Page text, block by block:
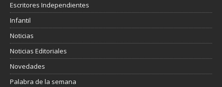
Escritores Independientes
Infantil
Noticias
Noticias Editoriales
Novedades
Palabra de la semana